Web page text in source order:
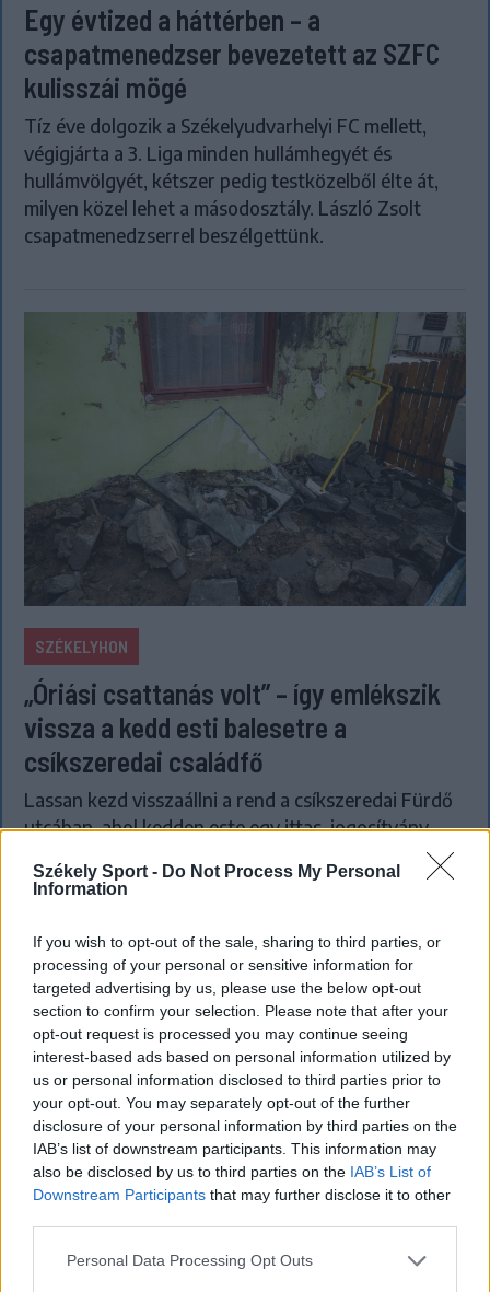
Székely Sport - Do Not Process My Personal
Information
If you wish to opt-out of the sale, sharing to third parties, or
processing of your personal or sensitive information for
targeted advertising by us, please use the below opt-out
section to confirm your selection. Please note that after your
opt-out request is processed you may continue seeing
interest-based ads based on personal information utilized by
us or personal information disclosed to third parties prior to
your opt-out. You may separately opt-out of the further
disclosure of your personal information by third parties on the
IAB’s list of downstream participants. This information may
also be disclosed by us to third parties on the IAB’s List of
Downstream Participants that may further disclose it to other
Personal Data Processing Opt Outs
Egy évtized a háttérben – a
csapatmenedzser bevezetett az SZFC
kulisszái mögé
Tíz éve dolgozik a Székelyudvarhelyi FC mellett,
végigjárta a 3. Liga minden hullámhegyét és
hullámvölgyét, kétszer pedig testközelből élte át,
milyen közel lehet a másodosztály. László Zsolt
csapatmenedzserrel beszélgettünk.
SZÉKELYHON
„Óriási csattanás volt” – így emlékszik
vissza a kedd esti balesetre a
csíkszeredai családfő
Lassan kezd visszaállni a rend a csíkszeredai Fürdő
utcában, ahol kedden este egy ittas, jogosítvány
nélküli sofőr autója csapódott egy családi házba. Az
ablakot már sikerült helyreállítani, a fal sérült részét